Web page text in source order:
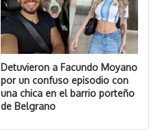
Detuvieron a Facundo Moyano
por un confuso episodio con
una chica en el barrio porteño
de Belgrano